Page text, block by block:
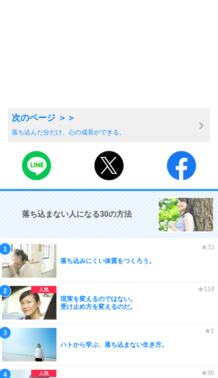
落ち込んだ分だけ、心の成長ができる。
落ち込まない人になる30の方法
落ち込みにくい体質をつくろう。
現実を変えるのではない。
受け止め方を変えるのだ。
ハトから学ぶ、落ち込まない生き方。